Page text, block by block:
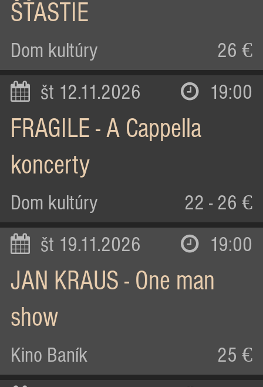
ŠŤASTIE
Dom kultúry 26 €
št 12.11.2026 19:00
FRAGILE - A Cappella
koncerty
Dom kultúry 22 - 26 €
št 19.11.2026 19:00
JAN KRAUS - One man
show
Kino Baník 25 €